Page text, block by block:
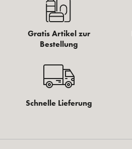
Gratis Artikel zur
Bestellung
Schnelle Lieferung